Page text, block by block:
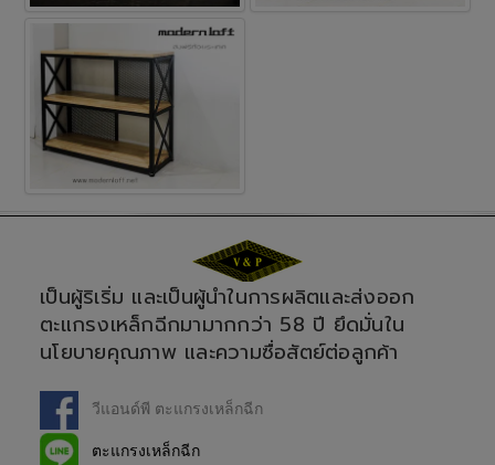
เป็นผู้ริเริ่ม และเป็นผู้นำในการผลิตและส่งออก
ตะแกรงเหล็กฉีกมามากกว่า 58 ปี ยึดมั่นใน
นโยบายคุณภาพ และความซื่อสัตย์ต่อลูกค้า
วีแอนด์พี ตะแกรงเหล็กฉีก
ตะแกรงเหล็กฉีก